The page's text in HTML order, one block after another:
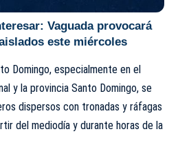
Vaguada provocará
este miércoles
Domingo, especialmente en el
y la provincia Santo Domingo, se
dispersos con tronadas y ráfagas
del mediodía y durante horas de la